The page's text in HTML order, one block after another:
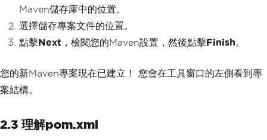
Maven儲存庫中的位置。
選擇儲存專案文件的位置。
點擊Next ，檢閱您的Maven設置，然後點擊Finish。
您的新Maven專案現在已建立！ 您會在工具窗口的左側看到專
案結構。
2.3 理解pom.xml